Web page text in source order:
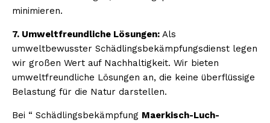
minimieren.
7. Umweltfreundliche Lösungen: Als
umweltbewusster Schädlingsbekämpfungsdienst legen
wir großen Wert auf Nachhaltigkeit. Wir bieten
umweltfreundliche Lösungen an, die keine überflüssige
Belastung für die Natur darstellen.
Bei “ Schädlingsbekämpfung Maerkisch-Luch-